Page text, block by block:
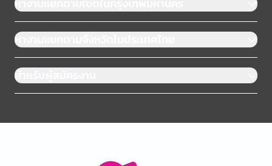
หางานแยกตามเขตในกรุงเทพมหานคร
หางานแยกตามจังหวัดในประเทศไทย
สำหรับผู้สมัครงาน